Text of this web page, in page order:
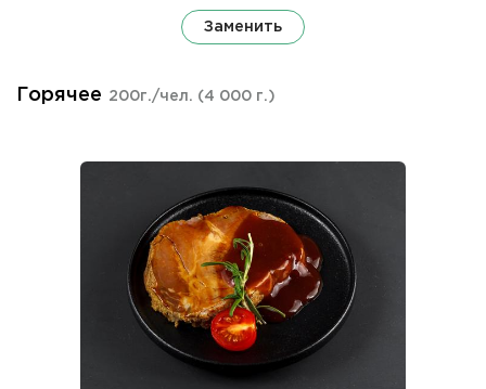
Заменить
Горячее 200г./чел. (4 000 г.)